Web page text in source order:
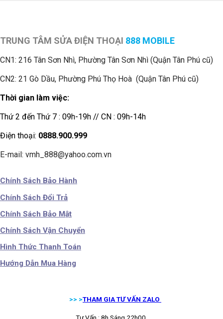
TRUNG TÂM SỬA ĐIỆN THOẠI 888 MOBILE
CN1: 216 Tân Sơn Nhì, Phường Tân Sơn Nhì (Quận Tân Phú cũ)
CN2: 21 Gò Dầu, Phường Phú Thọ Hoà (Quận Tân Phú cũ)
Thời gian làm việc:
Thứ 2 đến Thứ 7 : 09h-19h // CN : 09h-14h
Điện thoại: 0888.900.999
E-mail: vmh_888@yahoo.com.vn
Chính Sách Bảo Hành
Chính Sách Đổi Trả
Chính Sách Bảo Mật
Chính Sách Vận Chuyển
Hình Thức Thanh Toán
Hướng Dẫn Mua Hàng
>> >THAM GIA TƯ VẤN ZALO
Tư Vấn : 8h Sáng 22h00